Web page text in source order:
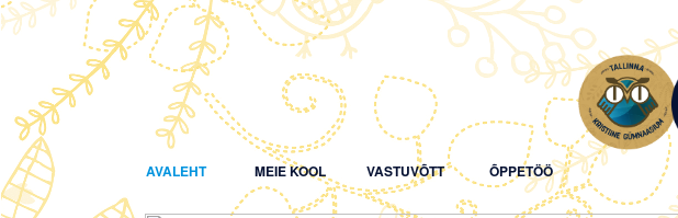
AVALEHT MEIE KOOL VASTUVÕTT ÕPPETÖÖ